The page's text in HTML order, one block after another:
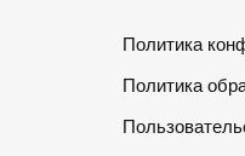
Политика
Политика